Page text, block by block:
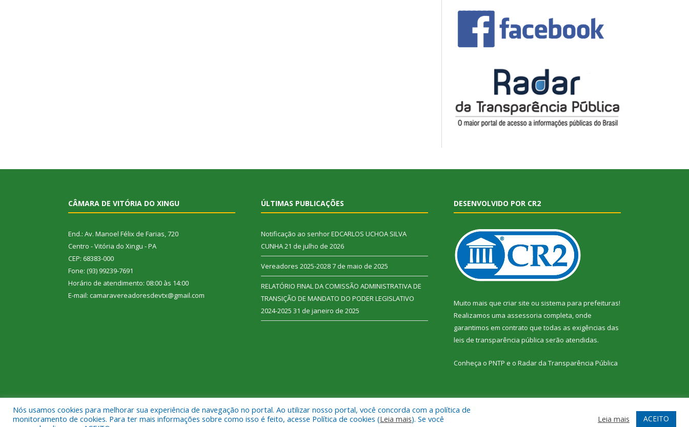
CÂMARA DE VITÓRIA DO XINGU
End.: Av. Manoel Félix de Farias, 720
Centro - Vitória do Xingu - PA
CEP: 68383-000
Fone: (93) 99239-7691
Horário de atendimento: 08:00 às 14:00
E-mail: camaravereadoresdevtx@gmail.com
ÚLTIMAS PUBLICAÇÕES
Notificação ao senhor EDCARLOS UCHOA SILVA
CUNHA21 de julho de 2026
Vereadores 2025-20287 de maio de 2025
RELATÓRIO FINAL DA COMISSÃO ADMINISTRATIVA DE
TRANSIÇÃO DE MANDATO DO PODER LEGISLATIVO
2024-2025 31 de janeiro de 2025
DESENVOLVIDO POR CR2
Muito mais que criar site ou sistema para prefeituras!
Realizamos uma assessoria completa, onde
garantimos em contrato que todas as exigências das
leis de transparência pública serão atendidas.
Conheça o PNTP e o Radar da Transparência Pública
Todos os direitos reservados a Câmara Municipal de Vitória do Xingu. Mapa do Site Acessar Webmail
Nós usamos cookies para melhorar sua experiência de navegação no portal. Ao utilizar nosso portal, você concorda com a política de
monitoramento de cookies. Para ter mais informações sobre como isso é feito, acesse Política de cookies (Leia mais). Se você
Leia mais ACEITO